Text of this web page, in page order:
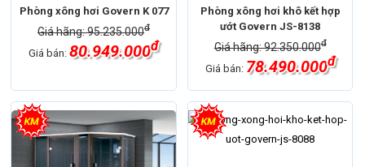
Phòng xông hơi Govern K 077
Giá hãng: 95.235.000đ
Giá bán:80.949.000đ
Phòng xông hơi khô kết hợp
ướt Govern JS-8138
Giá hãng: 92.350.000đ
Giá bán: 78.490.000đ